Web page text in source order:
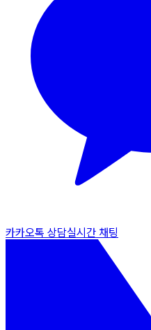
카카오톡 상담실시간 채팅